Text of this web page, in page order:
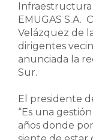
Infraestructura
EMUGAS S.A.
Velázquez de
dirigentes
anunciada la
Sur.
El presidente
“Es una
años donde